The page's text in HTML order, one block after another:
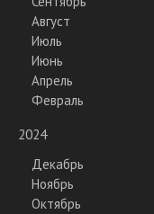
Август
Июль
Июнь
Апрель
Февраль
2024
Декабрь
Ноябрь
Октябрь